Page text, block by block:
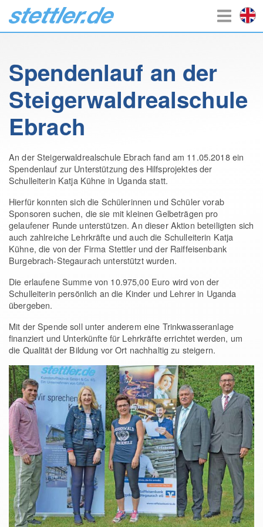
Spendenlauf an der
Steigerwaldrealschule
Ebrach
An der Steigerwaldrealschule Ebrach fand am 11.05.2018 ein
Spendenlauf zur Unterstützung des Hilfsprojektes der
Schulleiterin Katja Kühne in Uganda statt.
Hierfür konnten sich die Schülerinnen und Schüler vorab
Sponsoren suchen, die sie mit kleinen Gelbeträgen pro
gelaufener Runde unterstützen. An dieser Aktion beteiligten sich
auch zahlreiche Lehrkräfte und auch die Schulleiterin Katja
Kühne, die von der Firma Stettler und der Raiffeisenbank
Burgebrach-Stegaurach unterstützt wurden.
Die erlaufene Summe von 10.975,00 Euro wird von der
Schulleiterin persönlich an die Kinder und Lehrer in Uganda
übergeben.
Mit der Spende soll unter anderem eine Trinkwasseranlage
finanziert und Unterkünfte für Lehrkräfte errichtet werden, um
die Qualität der Bildung vor Ort nachhaltig zu steigern.